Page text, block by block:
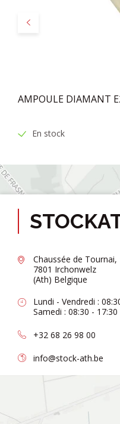
Précédent
AMPOULE DIAMANT
En stock
Chaussée de Tournai,
7801 Irchonwelz
(Ath) Belgique
Lundi - Vendredi :
Samedi : 08:30 - 17:30
+32 68 26 98 00
info@stock-ath.be